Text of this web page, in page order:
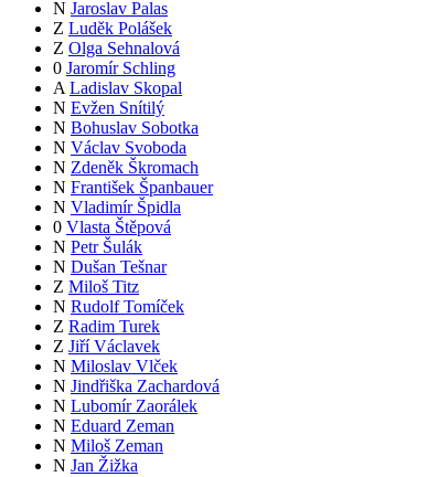
N Jaroslav Palas
Z Luděk Polášek
Z Olga Sehnalová
0 Jaromír Schling
A Ladislav Skopal
N Evžen Snítilý
N Bohuslav Sobotka
N Václav Svoboda
N Zdeněk Škromach
N František Španbauer
N Vladimír Špidla
0 Vlasta Štěpová
N Petr Šulák
N Dušan Tešnar
Z Miloš Titz
N Rudolf Tomíček
Z Radim Turek
Z Jiří Václavek
N Miloslav Vlček
N Jindřiška Zachardová
N Lubomír Zaorálek
N Eduard Zeman
N Miloš Zeman
N Jan Žižka